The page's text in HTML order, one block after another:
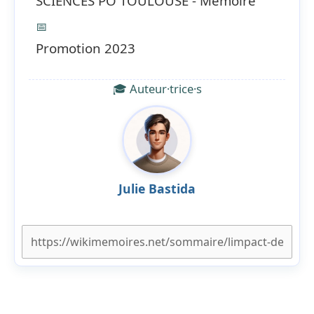
📅
Promotion 2023
🎓 Auteur·trice·s
Julie Bastida